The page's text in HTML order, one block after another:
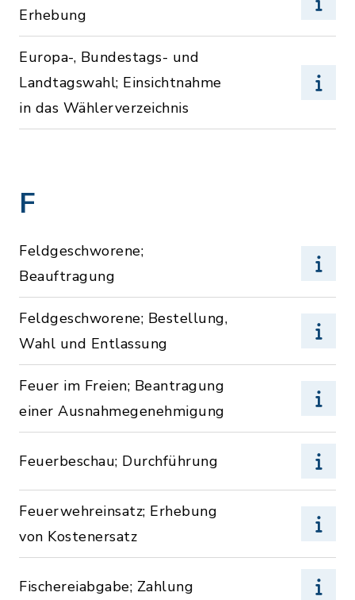
Erhebung
Europa-, Bundestags- und
Landtagswahl; Einsichtnahme
in das Wählerverzeichnis
F
Feldgeschworene;
Beauftragung
Feldgeschworene; Bestellung,
Wahl und Entlassung
Feuer im Freien; Beantragung
einer Ausnahmegenehmigung
Feuerbeschau; Durchführung
Feuerwehreinsatz; Erhebung
von Kostenersatz
Fischereiabgabe; Zahlung